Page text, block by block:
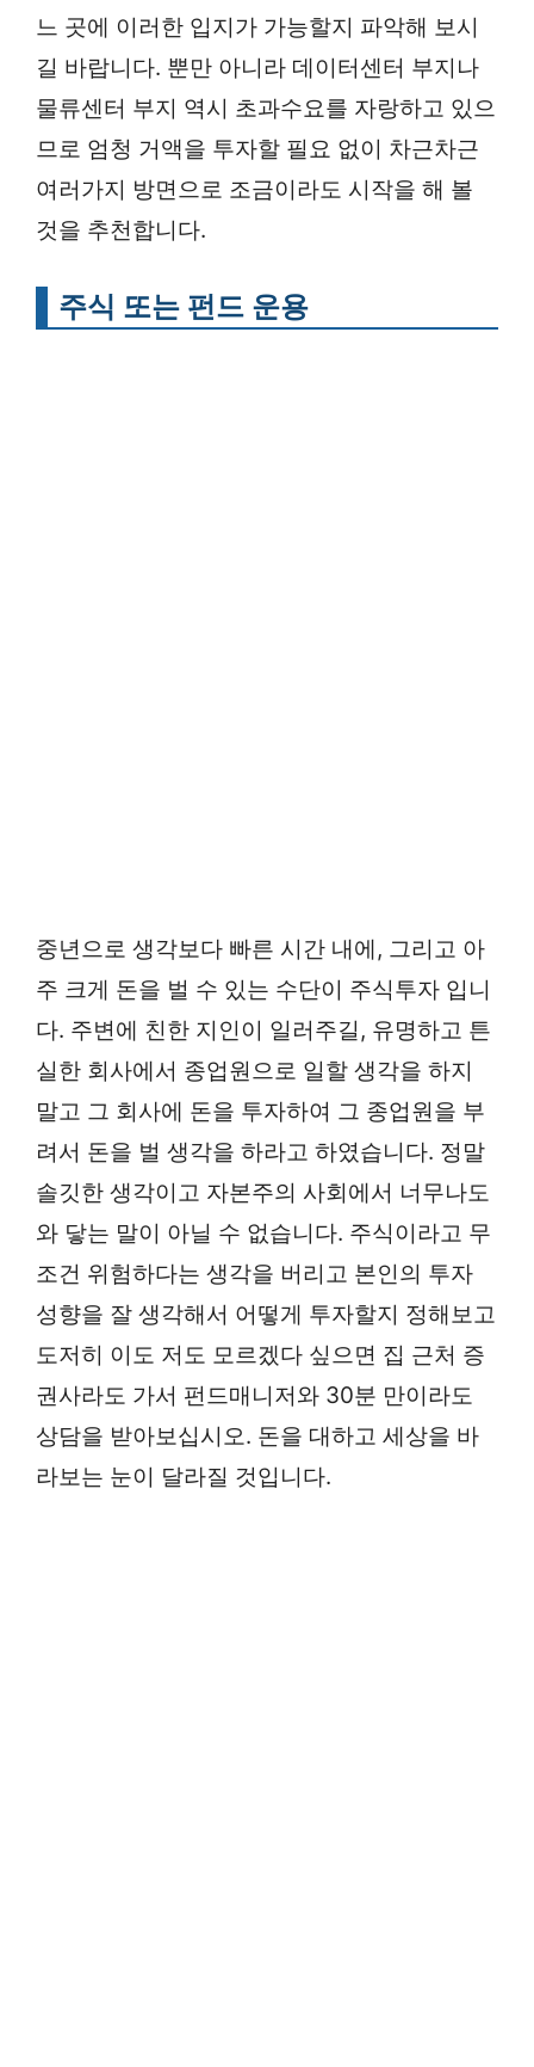
느 곳에 이러한 입지가 가능할지 파악해 보시
길 바랍니다. 뿐만 아니라 데이터센터 부지나
물류센터 부지 역시 초과수요를 자랑하고 있으
므로 엄청 거액을 투자할 필요 없이 차근차근
여러가지 방면으로 조금이라도 시작을 해 볼
것을 추천합니다.
주식 또는 펀드 운용
중년으로 생각보다 빠른 시간 내에, 그리고 아
주 크게 돈을 벌 수 있는 수단이 주식투자 입니
다. 주변에 친한 지인이 일러주길, 유명하고 튼
실한 회사에서 종업원으로 일할 생각을 하지
말고 그 회사에 돈을 투자하여 그 종업원을 부
려서 돈을 벌 생각을 하라고 하였습니다. 정말
솔깃한 생각이고 자본주의 사회에서 너무나도
와 닿는 말이 아닐 수 없습니다. 주식이라고 무
조건 위험하다는 생각을 버리고 본인의 투자
성향을 잘 생각해서 어떻게 투자할지 정해보고
도저히 이도 저도 모르겠다 싶으면 집 근처 증
권사라도 가서 펀드매니저와 30분 만이라도
상담을 받아보십시오. 돈을 대하고 세상을 바
라보는 눈이 달라질 것입니다.